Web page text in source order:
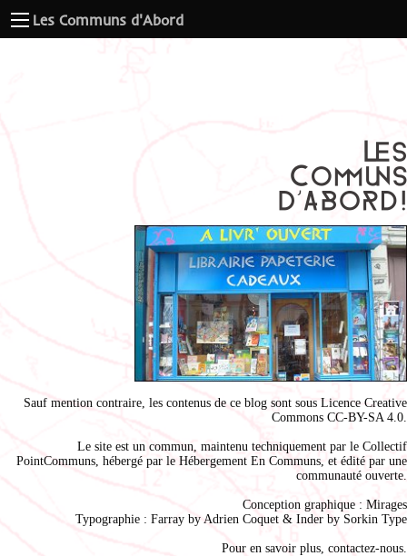
Les Communs d'Abord
Sauf mention contraire, les contenus de ce blog sont sous Licence Creative
Commons CC-BY-SA 4.0
Le site est un commun, maintenu techniquement par le Collectif
PointCommuns , hébergé par le Hébergement En Communs , et édité par une
communauté ouverte.
Conception graphique : Mirages
Typographie : Farray by Adrien Coquet & Inder by Sorkin Type
Pour en savoir plus, contactez-nous